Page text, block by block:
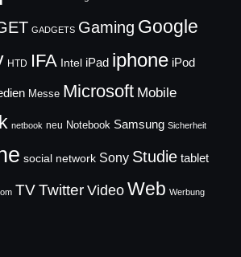
GADGETS Gaming Google
HTD IFA Intel iPad iphone iPod
Messe Microsoft Mobile
netbook neu Notebook Samsung Sicherheit
social network Sony Studie tablet
TVTwitter Video Web Werbung